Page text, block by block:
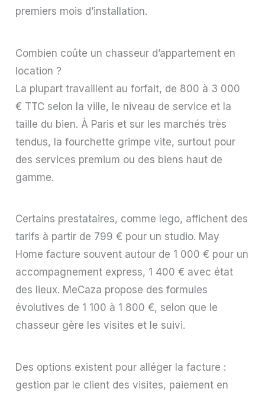
premiers mois d’installation.
Combien coûte un chasseur d’appartement en
location ?
La plupart travaillent au forfait, de 800 à 3 000
€ TTC selon la ville, le niveau de service et la
taille du bien. À Paris et sur les marchés très
tendus, la fourchette grimpe vite, surtout pour
des services premium ou des biens haut de
gamme.
Certains prestataires, comme Iego, affichent des
tarifs à partir de 799 € pour un studio. May
Home facture souvent autour de 1 000 € pour un
accompagnement express, 1 400 € avec état
des lieux. MeCaza propose des formules
évolutives de 1 100 à 1 800 €, selon que le
chasseur gère les visites et le suivi.
Des options existent pour alléger la facture :
gestion par le client des visites, paiement en